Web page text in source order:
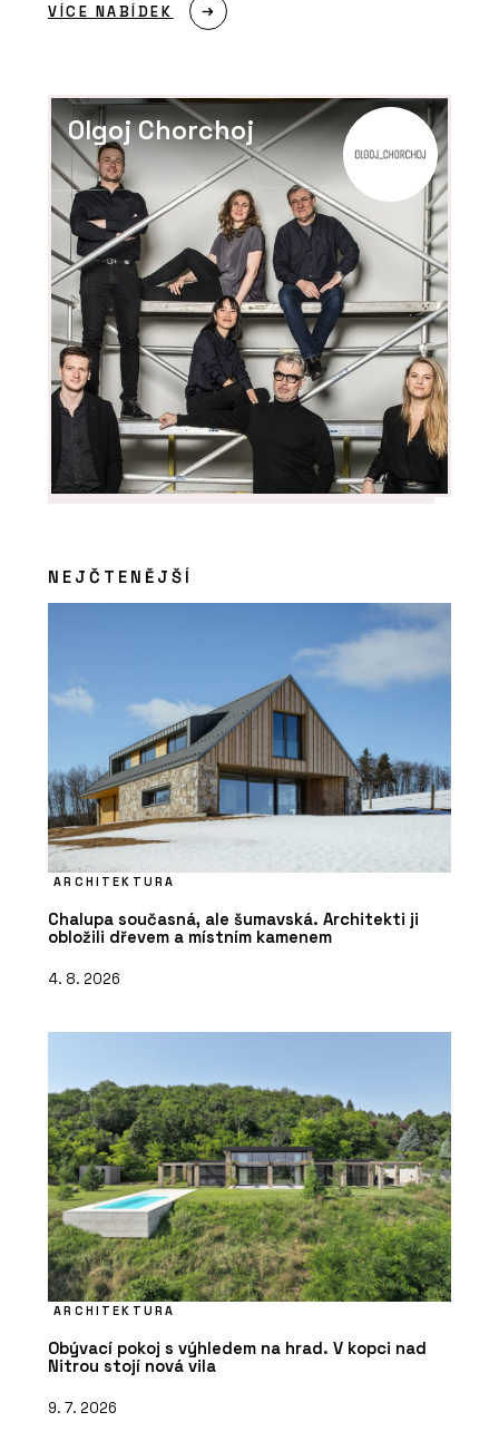
VÍCE NABÍDEK
Olgoj Chorchoj
NEJČTENĚJŠÍ
ARCHITEKTURA
Chalupa současná, ale šumavská. Architekti ji
obložili dřevem a místním kamenem
4. 8. 2026
ARCHITEKTURA
Obývací pokoj s výhledem na hrad. V kopci nad
Nitrou stojí nová vila
9. 7. 2026